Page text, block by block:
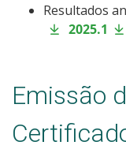
Resultados
2025.1
Emissão